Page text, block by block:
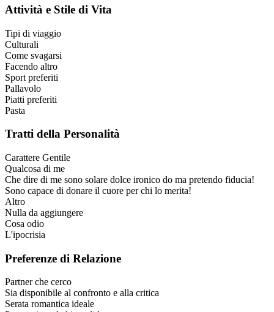
Attività e Stile di Vita
Tipi di viaggio
Culturali
Come svagarsi
Facendo altro
Sport preferiti
Pallavolo
Piatti preferiti
Pasta
Tratti della Personalità
Carattere Gentile
Qualcosa di me
Che dire di me sono solare dolce ironico do ma pretendo fiducia!
Sono capace di donare il cuore per chi lo merita!
Altro
Nulla da aggiungere
Cosa odio
L'ipocrisia
Preferenze di Relazione
Partner che cerco
Sia disponibile al confronto e alla critica
Serata romantica ideale